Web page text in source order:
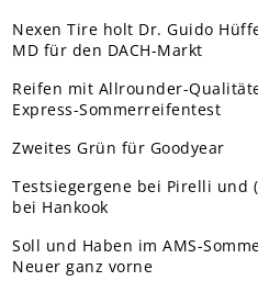
Nexen Tire holt Dr. Guido
MD für den DACH-Markt
Reifen mit Allrounder-
Express-Sommerreifentest
Zweites Grün für Goodyear
Testsiegergene bei Pirelli und
bei Hankook
Soll und Haben im AMS-
Neuer ganz vorne